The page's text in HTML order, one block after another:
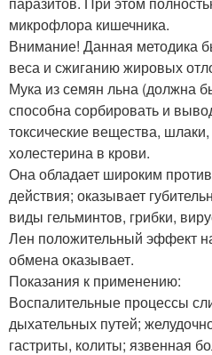
микрофлора кишечника.
Внимание! Данная методика
веса и сжиганию жировых
Мука из семян льна (должна
способна сорбировать и
токсические вещества,
холестерина в крови.
Она обладает широким
действия; оказывает
виды гельминтов, грибки,
Лен положительный эффект
обмена оказывает.
Показания к применению:
Воспалительные процессы
дыхательных путей;
гастриты, колиты; язвенная